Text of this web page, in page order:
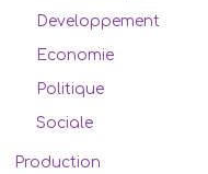
Developpement
Economie
Politique
Sociale
Production